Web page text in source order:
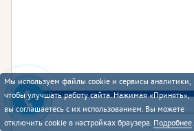
Мы используем файлы cookie и сервисы аналитики,
чтобы улучшать работу сайта. Нажимая «Принять»,
вы соглашаетесь с их использованием. Вы можете
отключить cookie в настройках браузера. Подробнее.